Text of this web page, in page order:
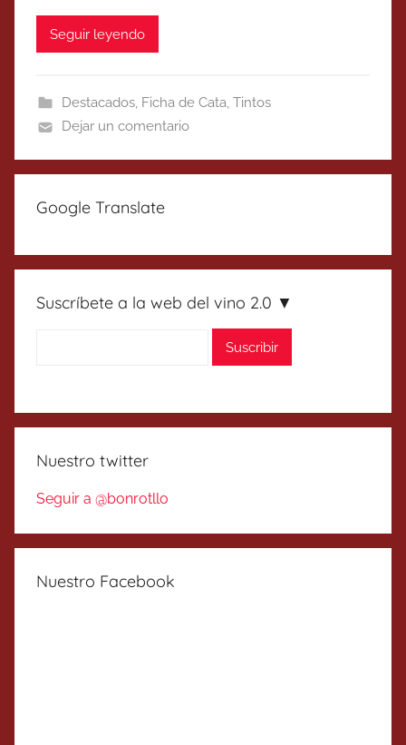
Seguir leyendo
Destacados, Ficha de Cata, Tintos
Dejar un comentario
Google Translate
Suscríbete a la web del vino 2.0 ▼
Nuestro twitter
Seguir a @bonrotllo
Nuestro Facebook